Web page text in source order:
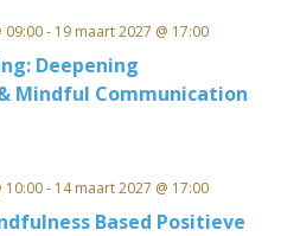
Deepening
Mindful Communication
09:00- 19 maart 2027 @ 17:00
Based Positieve
10:00- 14 maart 2027 @ 17:00